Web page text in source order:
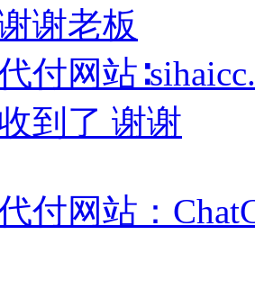
谢老板
付网站
到了 谢谢
付网站：